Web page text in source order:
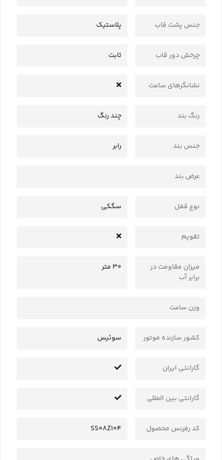
جنس پشت قاب پلاستیک
چرخش دور قاب ثابت
نشانگرهای ساعت
رنگ بند چند رنگ
جنس بند رابر
عرض بند
نوع قفل سگکی
تقویم
میزان مقاومت در
برابر آب
30 متر
وزن ساعت
کشور سازنده موتور سوئیس
گارانتی ایران
گارانتی بین المللی
کد رفرنس محصول SS08Z104